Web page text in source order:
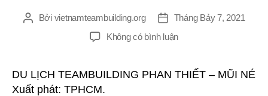
TácBởi vietnamteambuilding.org
Ngày
đăng
Tháng Bảy 7, 2021
Không có bình luậnở
–
DU LỊCH TEAMBUILDING PHAN THIẾT – MŨI NÉ
Xuất phát: TPHCM.